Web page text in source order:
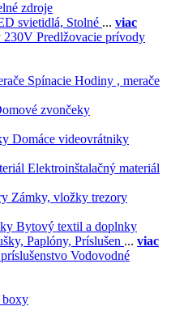
zdroje
svietidlá, Stolné ... viac
Predlžovacie prívody
Spínacie Hodiny , merače
zvončeky
Domáce videovrátniky
Elektroinštalačný materiál
Zámky, vložky trezory
Bytový textil a doplnky
Paplóny, Príslušen ... viac
Vodovodné
boxy